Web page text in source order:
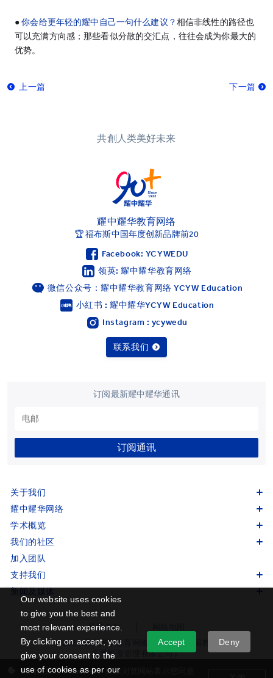
Our website uses cookies
to give you the best and
most relevant experience.
By clicking on accept, you
give your consent to the
use of cookies as per our
Accept Deny
●你会给更年轻的耀中自己一句什么建议？相信非线性的路径也
可以充满方向感；那些看似分散的交汇点，往往会成为你最大的
优势。
上一篇 下一篇
共創人类美好未来
耀中耀华教育网络
🏆 福布斯中国年度创新品牌前20
Facebook: YCYWEDU
领英: 耀中耀华教育网络
微信公众号：耀中耀华教育网络 YCYW Education
小紅书 : 耀中耀华YCYW Education
Instagram : ycywedu
联系我们
订阅最新耀中耀华通讯
订阅通讯
关于我们
耀中耀华网络
学术概览
我们的社区
加入团队
支持我们
新闻及媒体
私隐条款
© 2026 耀中耀华教育网络版权所有 (中国教育
发展投资管理有限公司）
此网站采用了 cookies。继续浏览网站表示您同意